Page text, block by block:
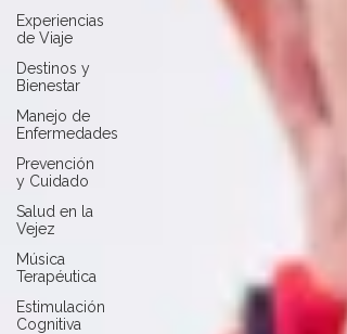
Experiencias
de Viaje
Destinos y
Bienestar
Manejo de
Enfermedades
Prevención
y Cuidado
Salud en la
Vejez
Música
Terapéutica
Estimulación
Cognitiva